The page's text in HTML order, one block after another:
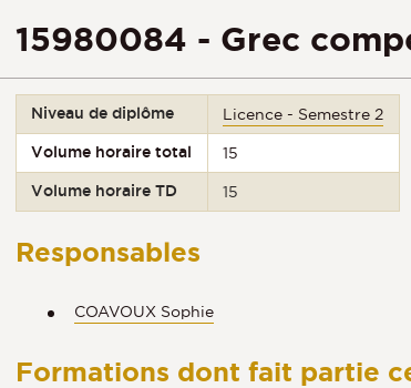
15980084 - Grec
Niveau de diplôme Licence - Semestre 2
Volume horaire total 15
Volume horaire TD 15
Responsables
COAVOUX Sophie
Formations dont fait partie